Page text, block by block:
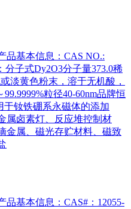
品基本信息：CAS NO.:
分子式Dy2O3分子量373.0稀
淡黄色粉末，溶于无机酸，
粒径40-60nm品牌恒
于钕铁硼系永磁体的添加
属卤素灯、反应堆控制材
金属、磁光存贮材料、磁致
品基本信息：CAS#：12055-